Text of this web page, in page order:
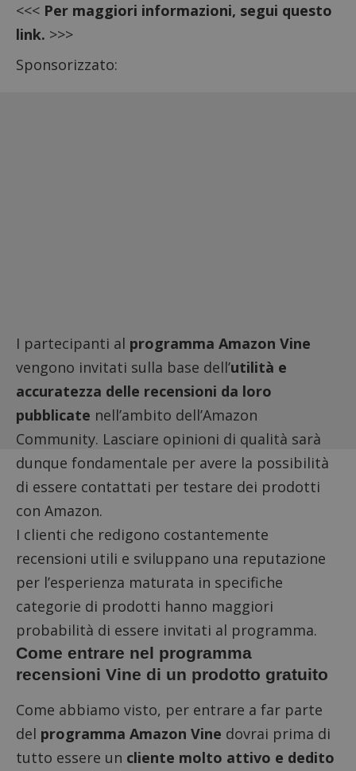
<<< Per maggiori informazioni, segui questo
link. >>>
Sponsorizzato:
I partecipanti al programma Amazon Vine
vengono invitati sulla base dell’utilità e
accuratezza delle recensioni da loro
pubblicate nell’ambito dell’Amazon
Community. Lasciare opinioni di qualità sarà
dunque fondamentale per avere la possibilità
di essere contattati per testare dei prodotti
con Amazon.
I clienti che redigono costantemente
recensioni utili e sviluppano una reputazione
per l’esperienza maturata in specifiche
categorie di prodotti hanno maggiori
probabilità di essere invitati al programma.
Come entrare nel programma
recensioni Vine di un prodotto gratuito
Come abbiamo visto, per entrare a far parte
del programma Amazon Vine dovrai prima di
tutto essere un cliente molto attivo e dedito